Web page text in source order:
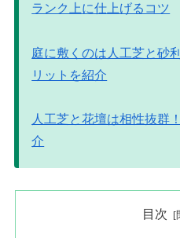
ランク上に仕上げるコツ
庭に敷くのは人工芝と砂
リットを紹介
人工芝と花壇は相性抜群
介
目次